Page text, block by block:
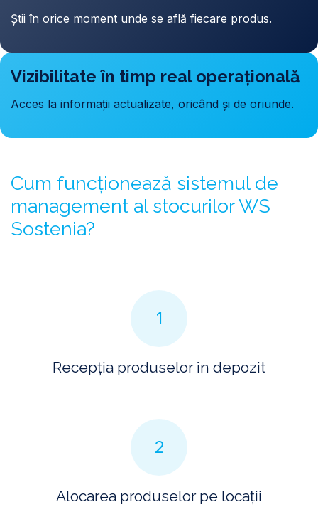
Știi în orice moment unde se află fiecare produs.
Vizibilitate în timp real operațională
Acces la informații actualizate, oricând și de oriunde.
Cum funcționează sistemul de
management al stocurilor WS
Sostenia?
1
Recepția produselor în depozit
2
Alocarea produselor pe locații